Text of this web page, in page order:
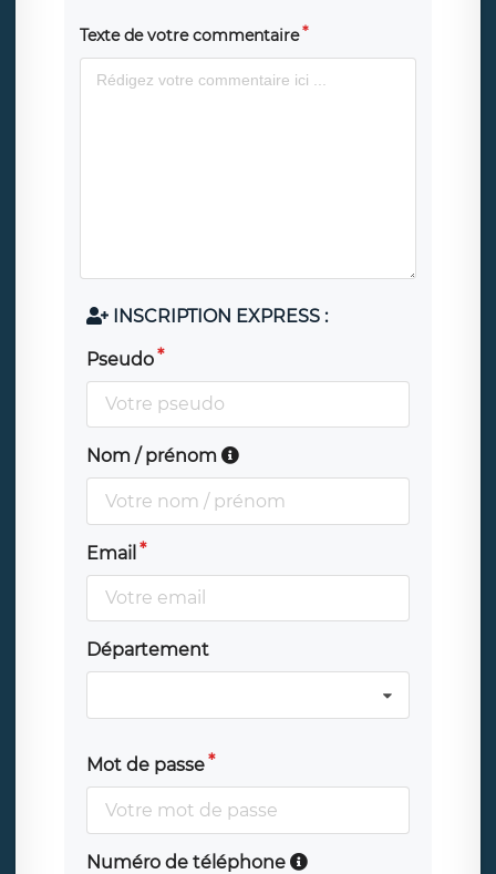
Texte de votre commentaire
INSCRIPTION EXPRESS :
Pseudo
Nom / prénom
Email
Département
Mot de passe
Numéro de téléphone